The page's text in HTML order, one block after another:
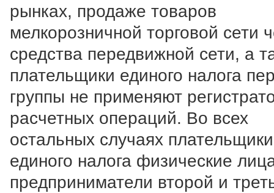
рынках, продаже товаров
мелкорозничной торговой сети
средства передвижной сети, а
плательщики единого налога
группы не применяют
расчетных операций. Во всех
остальных случаях плательщики
единого налога физические
предприниматели второй и